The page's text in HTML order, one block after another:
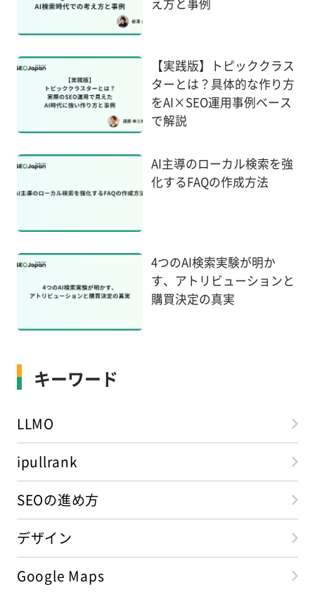
【実践版】トピッククラス
ターとは？具体的な作り方
をAI×SEO運用事例ベース
で解説
AI主導のローカル検索を強
化するFAQの作成方法
4つのAI検索実験が明か
す、アトリビューションと
購買決定の真実
キーワード
LLMO
ipullrank
SEOの進め方
デザイン
Google Maps